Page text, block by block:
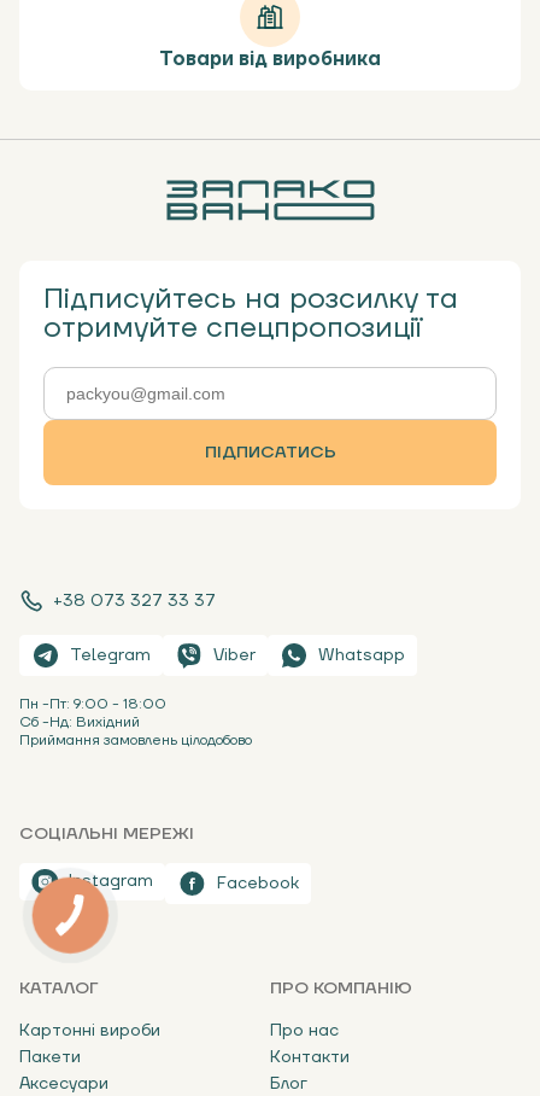
Товари від виробника
+38 073 327 33 37
Telegram Viber Whatsapp
Пн -Пт: 9:00 - 18:00
Сб -Нд: Вихідний
Приймання замовлень цілодобово
СОЦІАЛЬНІ МЕРЕЖІ
Instagram Facebook
КАТАЛОГ
Картонні вироби
Пакети
Аксесуари
ПРО КОМПАНІЮ
Про нас
Контакти
Блог
Підписуйтесь на розсилку та
отримуйте спецпропозиції
ПІДПИСАТИСЬ